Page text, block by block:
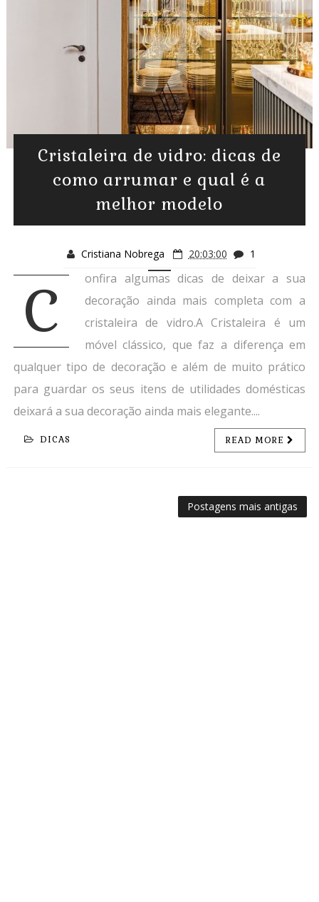
Cristaleira de vidro: dicas de
como arrumar e qual é a
melhor modelo
Cristiana Nobrega 20:03:00 1
C
onfira algumas dicas de deixar a sua
decoração ainda mais completa com a
cristaleira de vidro.A Cristaleira é um
móvel clássico, que faz a diferença em
qualquer tipo de decoração e além de muito prático
para guardar os seus itens de utilidades domésticas
deixará a sua decoração ainda mais elegante....
DICAS READ MORE
Postagens mais antigas